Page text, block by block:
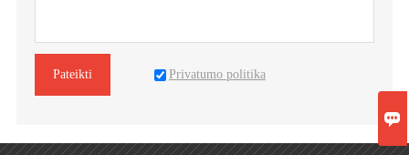
Pateikti Privatumo politika
